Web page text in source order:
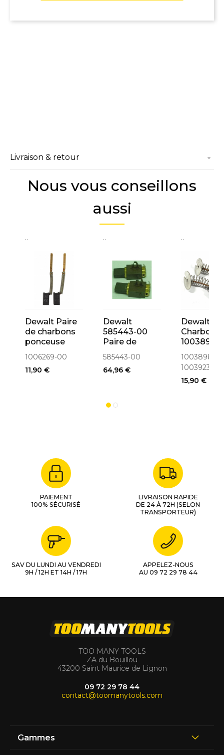
Livraison & retour
Nous vous conseillons
aussi
..
Dewalt Paire
de charbons
ponceuse
D26441,
D26453
(1006269-00)
1006269-00
11,90 €
..
Dewalt
585443-00
Paire de
charbons
pour
défonceuse
585443-00
64,96 €
..
Dewalt
Charbon
1003898-
1003923-
1003898-
1003923-00
15,90 €
PAIEMENT
100% SÉCURISÉ
LIVRAISON RAPIDE
DE 24 À 72H (SELON
TRANSPORTEUR)
SAV DU LUNDI AU VENDREDI
9H / 12H ET 14H / 17H
APPELEZ-NOUS
AU 09 72 29 78 44
TOO MANY TOOLS
ZA du Bouillou
43200 Saint Maurice de Lignon
09 72 29 78 44
contact@toomanytools.com
Gammes